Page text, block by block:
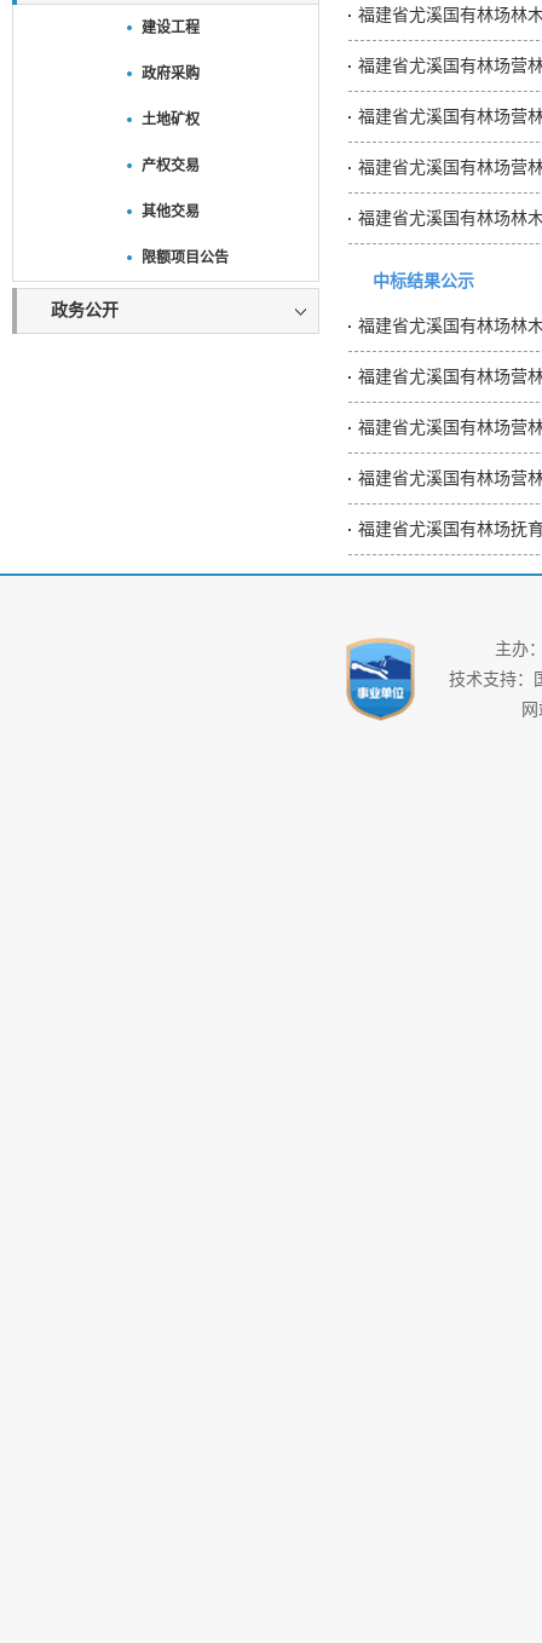
建设工程
政府采购
土地矿权
产权交易
其他交易
限额项目公告
政务公开
福建省尤溪国有林场林
福建省尤溪国有林场营
福建省尤溪国有林场营
福建省尤溪国有林场林
中标结果公示
福建省尤溪国有林场林
福建省尤溪国有林场营
福建省尤溪国有林场营
福建省尤溪国有林场抚
主办
技术支持：